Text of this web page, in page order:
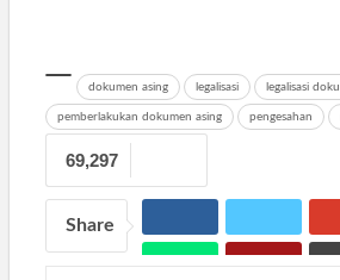
dokumen asing legalisasi legalisasi
pemberlakukan dokumen asing pengesahan
69,297
Share